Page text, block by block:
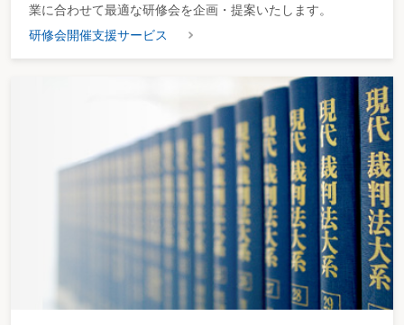
業に合わせて最適な研修会を企画・提案いたします。
研修会開催支援サービス